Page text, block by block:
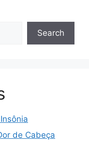
Search
de Cabeça